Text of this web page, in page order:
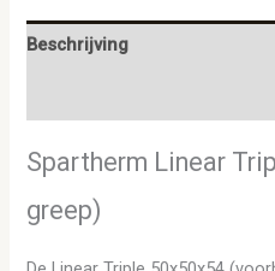
Beschrijving
Spartherm Linear
greep)